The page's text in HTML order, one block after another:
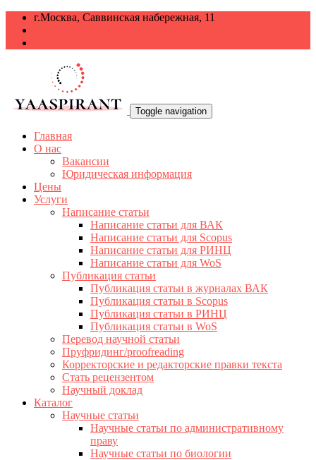
г.Москва, Саввинская набережная, 11
Toggle navigation
Главная
О нас
Вакансии
Юридическая информация
Цены
Услуги
Написание статьи
Написание статьи для ВАК
Написание статьи для Scopus
Написание статьи для РИНЦ
Написание статьи для WoS
Публикация статьи
Публикация статьи в журналах ВАК
Публикация статьи в Scopus
Публикация статьи в РИНЦ
Публикация статьи в WoS
Перевод научной статьи
Пруфридинг/proofreading
Корректорские и редакторские правки текста
Стать рецензентом
Научный доклад
Каталог
Научные статьи
Научные статьи по административному
праву
Научные статьи по биологии